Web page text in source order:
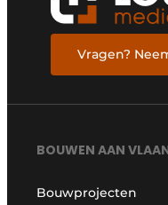
Vragen?
BOUWEN AAN
Bouwprojecten